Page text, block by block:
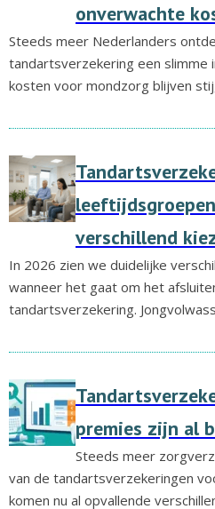
onverwachte
Steeds meer Nederlanders
tandartsverzekering een slimme
kosten voor mondzorg blijven
verschillend
In 2026 zien we duidelijke
wanneer het gaat om het
tandartsverzekering.
premies zijn al
Steeds meer
van de tandartsverzekeringen
komen nu al opvallende